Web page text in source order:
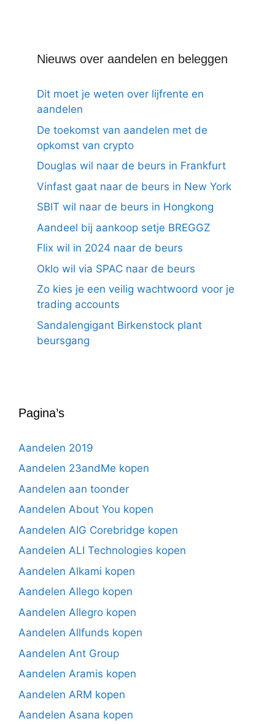
Nieuws over aandelen en beleggen
Dit moet je weten over lijfrente en
aandelen
De toekomst van aandelen met de
opkomst van crypto
Douglas wil naar de beurs in Frankfurt
Vinfast gaat naar de beurs in New York
SBIT wil naar de beurs in Hongkong
Aandeel bij aankoop setje BREGGZ
Flix wil in 2024 naar de beurs
Oklo wil via SPAC naar de beurs
Zo kies je een veilig wachtwoord voor je
trading accounts
Sandalengigant Birkenstock plant
beursgang
Pagina’s
Aandelen 2019
Aandelen 23andMe kopen
Aandelen aan toonder
Aandelen About You kopen
Aandelen AIG Corebridge kopen
Aandelen ALI Technologies kopen
Aandelen Alkami kopen
Aandelen Allego kopen
Aandelen Allegro kopen
Aandelen Allfunds kopen
Aandelen Ant Group
Aandelen Aramis kopen
Aandelen ARM kopen
Aandelen Asana kopen